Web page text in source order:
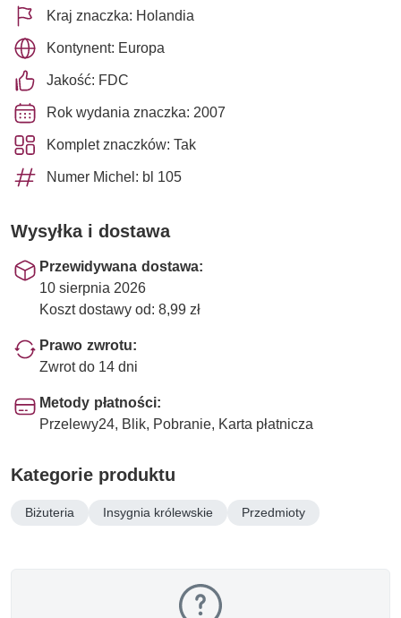
Kraj znaczka: Holandia
Kontynent: Europa
Jakość: FDC
Rok wydania znaczka: 2007
Komplet znaczków: Tak
Numer Michel: bl 105
Wysyłka i dostawa
Przewidywana dostawa:
10 sierpnia 2026
Koszt dostawy od: 8,99 zł
Prawo zwrotu:
Zwrot do 14 dni
Metody płatności:
Przelewy24, Blik, Pobranie, Karta płatnicza
Kategorie produktu
Biżuteria Insygnia królewskie Przedmioty